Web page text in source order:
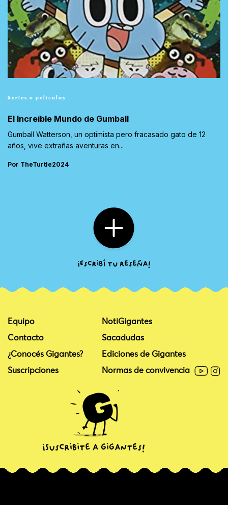
Series o películas
El Increíble Mundo de Gumball
Gumball Watterson, un optimista pero fracasado gato de 12
años, vive extrañas aventuras en...
Por TheTurtle2024
Equipo
Contacto
¿Conocés Gigantes?
Suscripciones
NotiGigantes
Sacadudas
Ediciones de Gigantes
Normas de convivencia